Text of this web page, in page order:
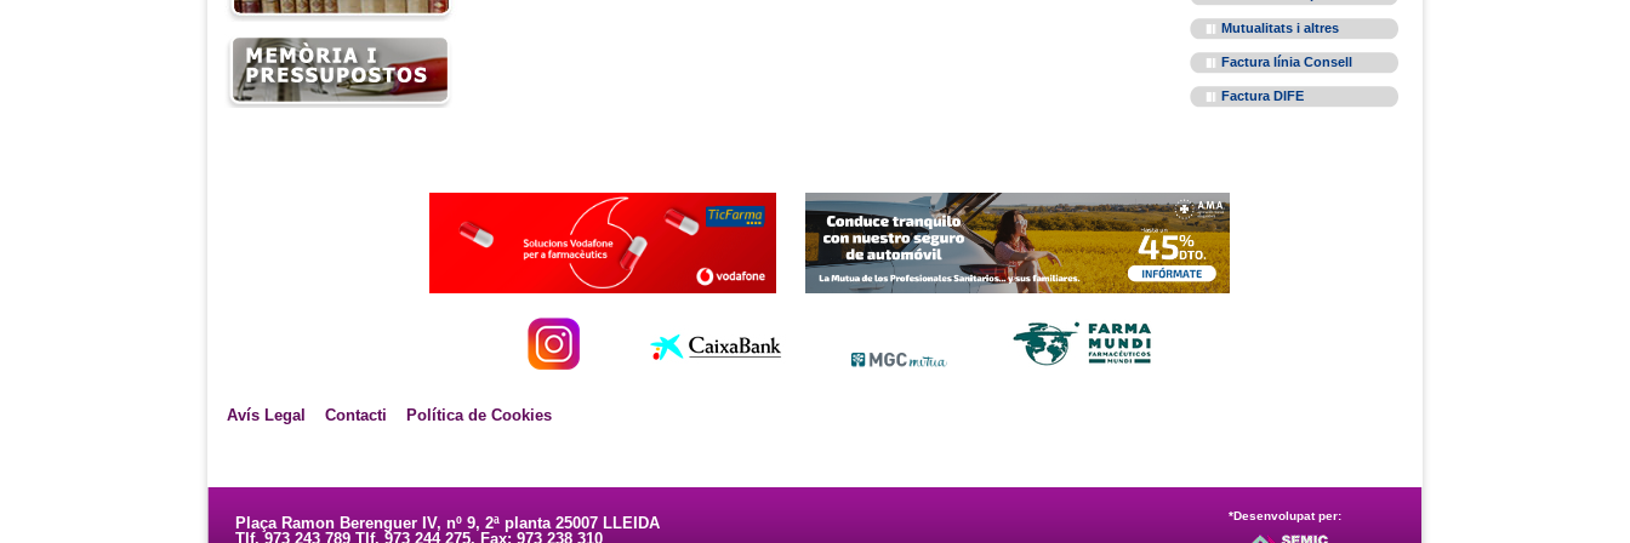
Mutualitats i altres
Factura línia Consell
Factura DIFE
Avís Legal Contacti Política de Cookies
Plaça Ramon Berenguer IV, nº 9, 2ª planta 25007 LLEIDA
Tlf. 973 243 789 Tlf. 973 244 275. Fax: 973 238 310
*Desenvolupat per: